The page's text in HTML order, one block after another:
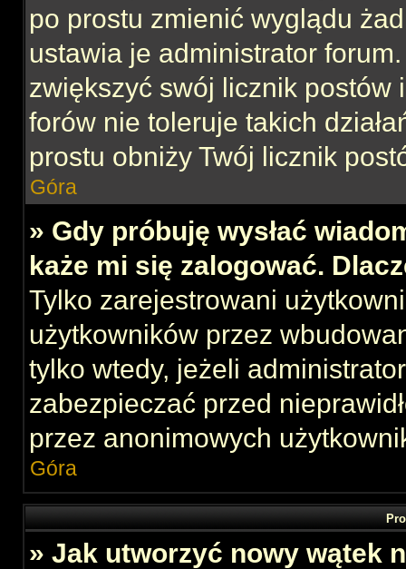
po prostu zmienić wyglądu
ustawia je administrator
zwiększyć swój licznik postów
forów nie toleruje takich
prostu obniży Twój licznik
Góra
» Gdy próbuję wysłać
każe mi się zalogować.
Tylko zarejestrowani
użytkowników przez
tylko wtedy, jeżeli
zabezpieczać przed
przez anonimowych
Góra
» Jak utworzyć nowy wątek